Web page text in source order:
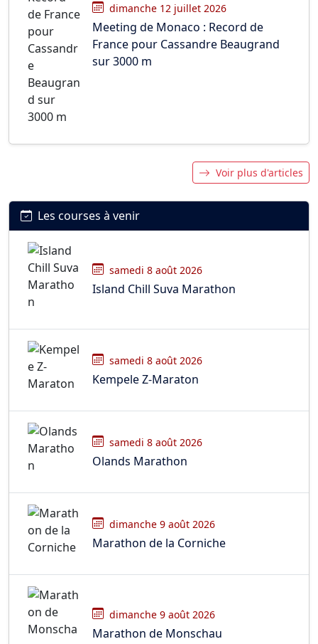
dimanche 12 juillet 2026
Meeting de Monaco : Record de
France pour Cassandre Beaugrand
sur 3000 m
Voir plus d'articles
Les courses à venir
samedi 8 août 2026
Island Chill Suva Marathon
samedi 8 août 2026
Kempele Z-Maraton
samedi 8 août 2026
Olands Marathon
dimanche 9 août 2026
Marathon de la Corniche
dimanche 9 août 2026
Marathon de Monschau